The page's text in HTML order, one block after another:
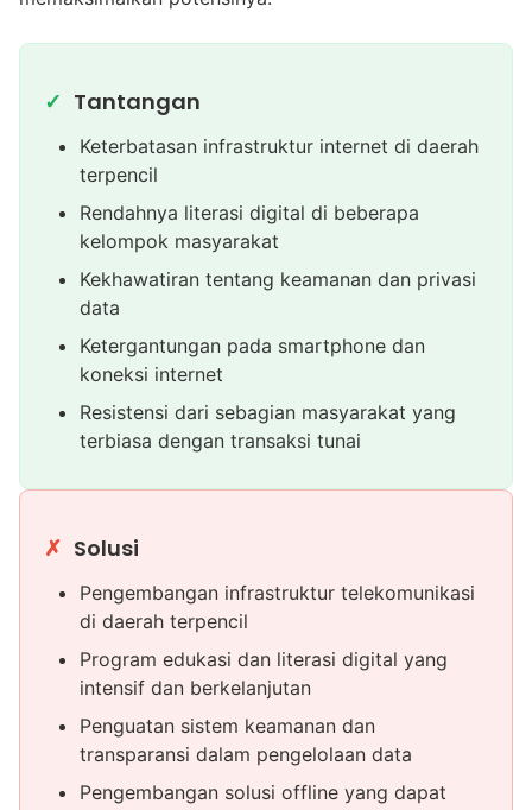
Tantangan
Keterbatasan infrastruktur internet di daerah
terpencil
Rendahnya literasi digital di beberapa
kelompok masyarakat
Kekhawatiran tentang keamanan dan privasi
data
Ketergantungan pada smartphone dan
koneksi internet
Resistensi dari sebagian masyarakat yang
terbiasa dengan transaksi tunai
Solusi
Pengembangan infrastruktur telekomunikasi
di daerah terpencil
Program edukasi dan literasi digital yang
intensif dan berkelanjutan
Penguatan sistem keamanan dan
transparansi dalam pengelolaan data
Pengembangan solusi offline yang dapat